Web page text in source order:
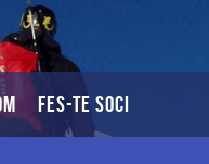
FES-TE SOCI